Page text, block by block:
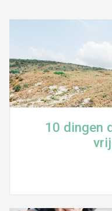
10 dingen